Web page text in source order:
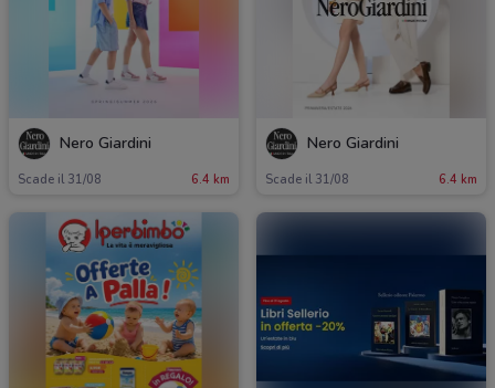
Nero Giardini
Scade il 31/08 6.4 km
Nero Giardini
Scade il 31/08 6.4 km